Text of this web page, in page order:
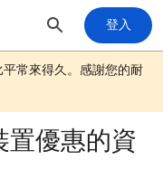
登入
常來得久。感謝您的耐
優惠的資